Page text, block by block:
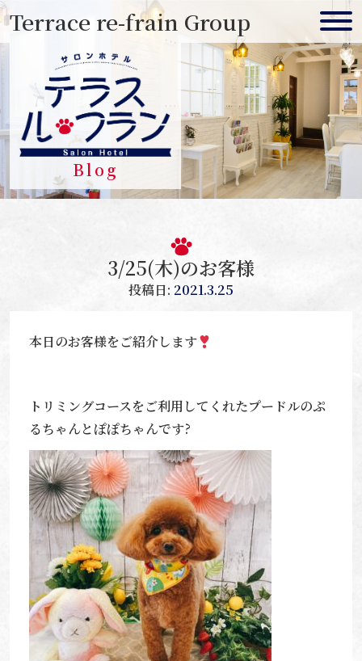
Skip
content
Terrace re-frain Group
Blog
3/25(木)のお客様
投稿日: 2021.3.25
本日のお客様をご紹介します
トリミングコースをご利用してくれたプードルのぷ
るちゃんとぽぽちゃんです?